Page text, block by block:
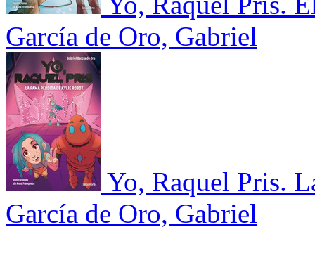
García de Oro, Gabriel
Yo, Raquel Pris.
García de Oro, Gabriel